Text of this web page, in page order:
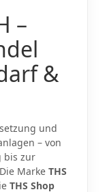
–
&
und
– von
bis zur
Marke THS
THS Shop